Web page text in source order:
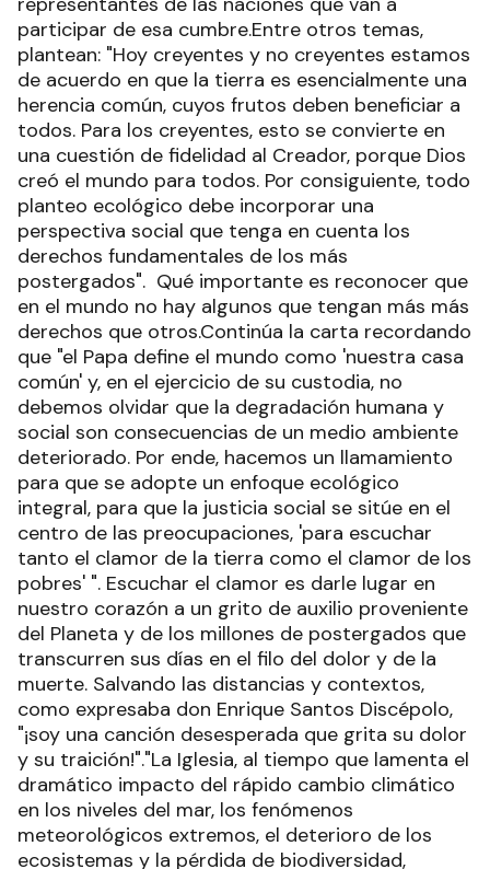
participar de esa cumbre.Entre otros temas,
plantean: "Hoy creyentes y no creyentes estamos
de acuerdo en que la tierra es esencialmente una
herencia común, cuyos frutos deben beneficiar a
todos. Para los creyentes, esto se convierte en
una cuestión de fidelidad al Creador, porque Dios
creó el mundo para todos. Por consiguiente, todo
planteo ecológico debe incorporar una
perspectiva social que tenga en cuenta los
derechos fundamentales de los más
postergados". Qué importante es reconocer que
en el mundo no hay algunos que tengan más más
derechos que otros.Continúa la carta recordando
que "el Papa define el mundo como 'nuestra casa
común' y, en el ejercicio de su custodia, no
debemos olvidar que la degradación humana y
social son consecuencias de un medio ambiente
deteriorado. Por ende, hacemos un llamamiento
para que se adopte un enfoque ecológico
integral, para que la justicia social se sitúe en el
centro de las preocupaciones, 'para escuchar
tanto el clamor de la tierra como el clamor de los
pobres' ". Escuchar el clamor es darle lugar en
nuestro corazón a un grito de auxilio proveniente
del Planeta y de los millones de postergados que
transcurren sus días en el filo del dolor y de la
muerte. Salvando las distancias y contextos,
como expresaba don Enrique Santos Discépolo,
"¡soy una canción desesperada que grita su dolor
y su traición!"."La Iglesia, al tiempo que lamenta el
dramático impacto del rápido cambio climático
en los niveles del mar, los fenómenos
meteorológicos extremos, el deterioro de los
ecosistemas y la pérdida de biodiversidad,